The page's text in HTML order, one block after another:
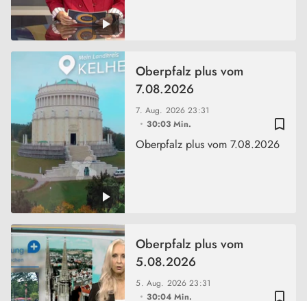
bookmark_border
7. Aug. 202623:31
30:03 Min.
Oberpfalz plus vom
7.08.2026
Oberpfalz plus vom 7.08.2026
bookmark_border
5. Aug. 202623:31
30:04 Min.
Oberpfalz plus vom
5.08.2026